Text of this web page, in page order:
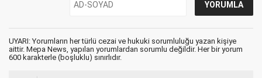
UYARI: Yorumların her türlü cezai ve hukuki sorumluluğu yazan kişiye
aittir. Mepa News, yapılan yorumlardan sorumlu değildir. Her bir yorum
600 karakterle (boşluklu) sınırlıdır.